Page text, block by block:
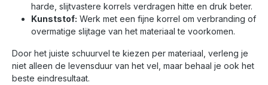
harde, slijtvastere korrels verdragen hitte en druk beter.
Kunststof: Werk met een fijne korrel om verbranding of
overmatige slijtage van het materiaal te voorkomen.
Door het juiste schuurvel te kiezen per materiaal, verleng je
niet alleen de levensduur van het vel, maar behaal je ook het
beste eindresultaat.